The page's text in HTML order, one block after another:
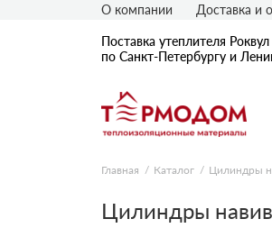
Поставка утеплителя Роквул
по Санкт-Петербургу и
О компании Доставка и
Главная Каталог Цилиндры
Цилиндры